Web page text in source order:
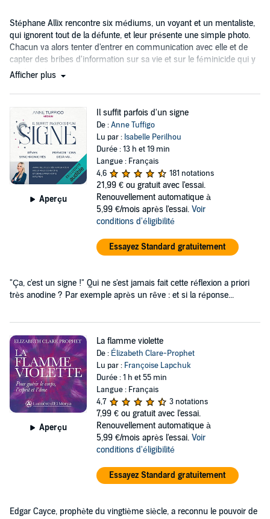
Stéphane Allix rencontre six médiums, un voyant et un mentaliste,
qui ignorent tout de la défunte, et leur présente une simple photo.
Chacun va alors tenter d'entrer en communication avec elle et de
capter des bribes d'information sur sa vie et sur le féminicide qui y
a mis un terme.
Afficher plus
Aperçu
Il suffit parfois d'un signe
De :Anne Tuffigo
Lu par : Isabelle Perilhou
Durée : 13 h et 19 min
Langue : Français
4,6
181 notations
21,99 € ou gratuit avec l'essai.
Renouvellement automatique à
5,99 €/mois après l'essai. Voir
conditions d'éligibilité
Essayez Standard gratuitement
"Ça, c'est un signe !" Qui ne s'est jamais fait cette réflexion a priori
très anodine ? Par exemple après un rêve : et si la réponse...
Aperçu
La flamme violette
De : Élizabeth Clare-Prophet
Lu par : Françoise Lapchuk
Durée : 1 h et 55 min
Langue : Français
4,7
3 notations
7,99 € ou gratuit avec l'essai.
Renouvellement automatique à
5,99 €/mois après l'essai. Voir
conditions d'éligibilité
Essayez Standard gratuitement
Edgar Cayce, prophète du vingtième siècle, a reconnu le pouvoir de